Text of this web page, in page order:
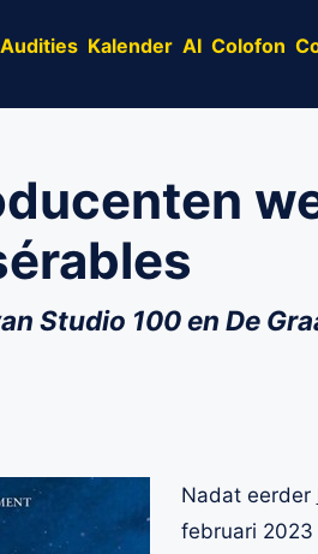
Audities Kalender AI Colofon
Studio 100 en De
Nadat eerder
februari 2023